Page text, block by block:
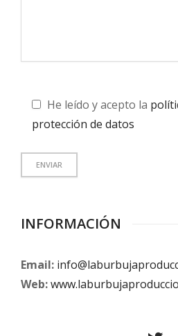
He leído y acepto la
protección de datos
INFORMACIÓN
Email:
Web: